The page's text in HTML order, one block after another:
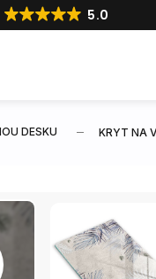
5.0
DESKU KRYT NA